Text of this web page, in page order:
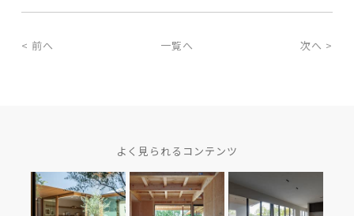
< 前へ 一覧へ 次へ >
よく見られるコンテンツ